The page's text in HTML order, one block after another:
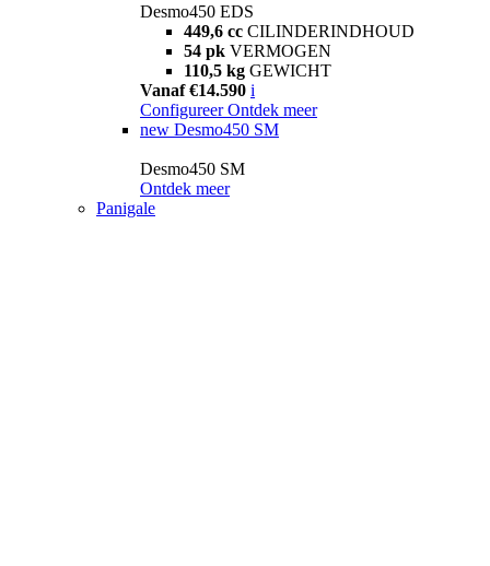
Desmo450 EDS
449,6 cc CILINDERINDHOUD
54 pk VERMOGEN
110,5 kg GEWICHT
Vanaf €14.590 i
Configureer Ontdek meer
new Desmo450 SM
Desmo450 SM
Ontdek meer
Panigale